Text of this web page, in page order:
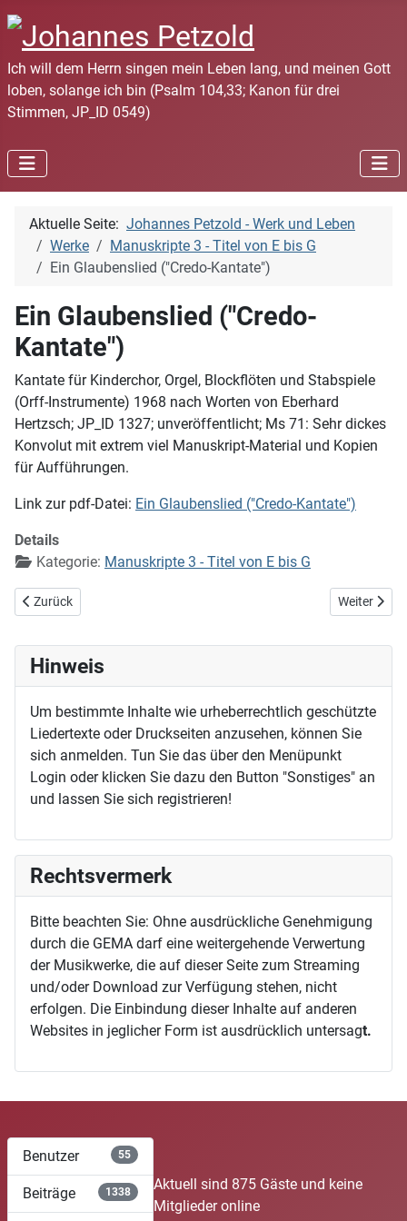
Ich will dem Herrn singen mein Leben lang, und meinen Gott
loben, solange ich bin (Psalm 104,33; Kanon für drei
Stimmen, JP_ID 0549)
Aktuelle Seite: Johannes Petzold - Werk und Leben
Werke
Manuskripte 3 - Titel von E bis G
Ein Glaubenslied ("Credo-Kantate")
Ein Glaubenslied ("Credo-
Kantate")
Kantate für Kinderchor, Orgel, Blockflöten und Stabspiele
(Orff-Instrumente) 1968 nach Worten von Eberhard
Hertzsch; JP_ID 1327; unveröffentlicht; Ms 71: Sehr dickes
Konvolut mit extrem viel Manuskript-Material und Kopien
für Aufführungen.
Link zur pdf-Datei: Ein Glaubenslied ("Credo-Kantate")
Details
Kategorie: Manuskripte 3 - Titel von E bis G
Vorheriger Beitrag: Ein feste Burg ist unser Gott (EG 362)
Zurück Nächster
Weiter
Hinweis
Um bestimmte Inhalte wie urheberrechtlich geschützte
Liedertexte oder Druckseiten anzusehen, können Sie
sich anmelden. Tun Sie das über den Menüpunkt
Login oder klicken Sie dazu den Button "Sonstiges" an
und lassen Sie sich registrieren!
Rechtsvermerk
Bitte beachten Sie: Ohne ausdrückliche Genehmigung
durch die GEMA darf eine weitergehende Verwertung
der Musikwerke, die auf dieser Seite zum Streaming
und/oder Download zur Verfügung stehen, nicht
erfolgen. Die Einbindung dieser Inhalte auf anderen
Websites in jeglicher Form ist ausdrücklich untersagt.
Benutzer 55
Beiträge 1338
Aktuell sind 875 Gäste und keine
Mitglieder online